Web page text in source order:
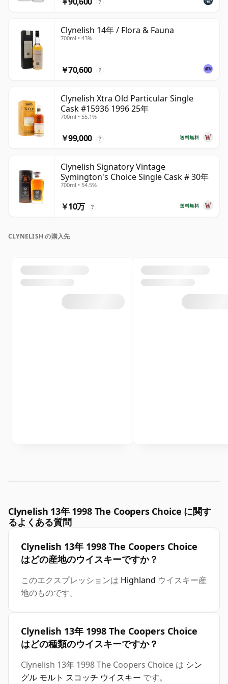
?
Clynelish 14年 / Flora & Fauna
700ml • 43%
￥70,600 ?
Clynelish Xtra Old Particular Single
Cask #15936 1996 25年
700ml • 55.1%
送料無料
￥99,000 ?
Clynelish Signatory Vintage
Symington's Choice Single Cask # 30年
700ml • 54.5%
送料無料
￥10万 ?
CLYNELISH の購入先
Clynelish 13年 1998 The Coopers Choice に関す
るよくある質問
Clynelish 13年 1998 The Coopers Choice
はどの産地のウイスキーですか？
このエクスプレッションは Highland ウイスキー産
地のものです。
Clynelish 13年 1998 The Coopers Choice
はどの種類のウイスキーですか？
Clynelish 13年 1998 The Coopers Choice は シン
グル モルト スコッチ ウイスキー です。